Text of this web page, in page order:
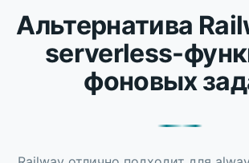
Альтернатива
serverless-
фоновых